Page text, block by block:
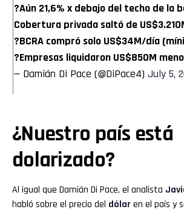
?Aún 21,6% x debajo del techo de la
Cobertura privada saltó de
?BCRA compró solo US$34M/día
?Empresas liquidaron US$850M
— Damián Di Pace (@DiPace4) July 5,
¿Nuestro país está
dolarizado?
Al igual que Damián Di Pace, el analista
habló sobre el precio del dólaren el país y
Reddit
Pinterest
Whatsapp